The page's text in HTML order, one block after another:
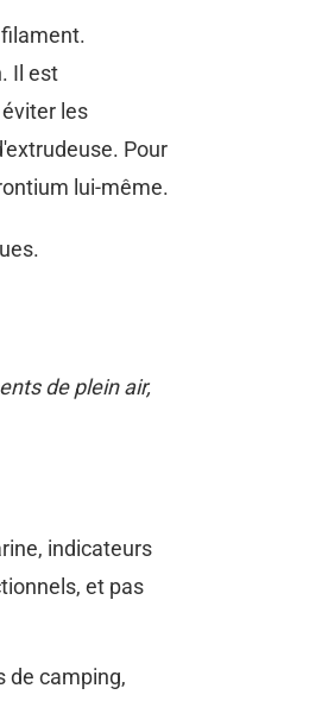
Il est
les
Pour
lui-même.
de plein air,
indicateurs
et pas
de camping,